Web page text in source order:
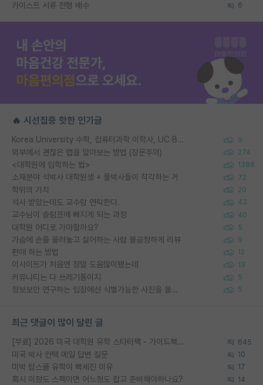
카이스트 서류 전형 배수 6
🔥 시선집중 핫한 인기글
Korea University 수학, 컴퓨터과학 이학사, UC Berkeley 산업공학 대학원 공학박사가 되는 것은 쉽지 않겠죠? 9
외부에서 괜찮은 랩을 알아보는 방법 (장문주의) 274
<대학원에 입학하는 법> 1388
소재분야 석박사 대학원생 + 물박사들이 착각하는 거 72
학위의 가치 20
석사 받았는데도 교수랑 연락한다. 43
교수님이 슬럼프에 빠지게 되는 과정 40
대학원 어디로 가야할까요? 5
가슴에 손을 올려놓고 싫어하는 사람 불공정하게 리뷰 9
편애 하는 방법 12
이사이트가 처음엔 정말 도움많이됐는데 13
커뮤니티는 다 쓰레기통이지 5
정보보안 연구하는 입장에선 식별가능한 사진을 올리는건 비추이긴함 5
최근 댓글이 많이 달린 글
[무료] 2026 미국 대학원 유학 스타터팩 - 가이드북 & 합격자 컨택메일 템플릿 645
미국 박사 컨택 메일 답변 질문 10
미박 탑스쿨 유학이 빡세진 이유 17
혹시 이정도 스펙이면 어느정도 잡고 준비해야하나요? 14